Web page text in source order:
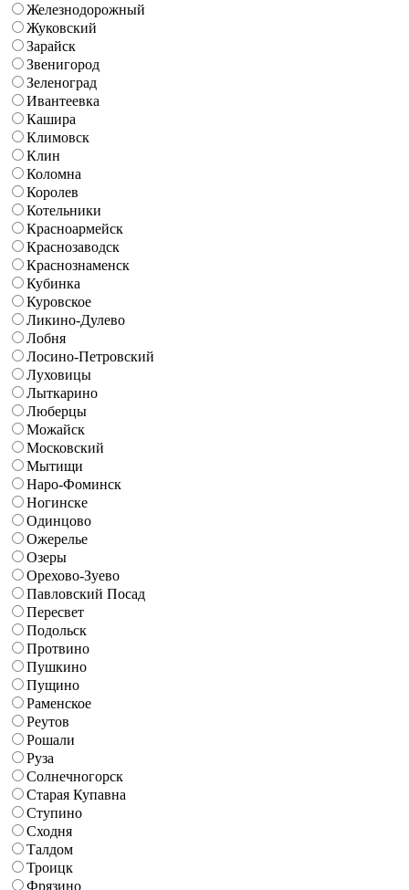
Железнодорожный
Жуковский
Зарайск
Звенигород
Зеленоград
Ивантеевка
Кашира
Климовск
Клин
Коломна
Королев
Котельники
Красноармейск
Краснозаводск
Краснознаменск
Кубинка
Куровское
Ликино-Дулево
Лобня
Лосино-Петровский
Луховицы
Лыткарино
Люберцы
Можайск
Московский
Мытищи
Наро-Фоминск
Ногинске
Одинцово
Ожерелье
Озеры
Орехово-Зуево
Павловский Посад
Пересвет
Подольск
Протвино
Пушкино
Пущино
Раменское
Реутов
Рошали
Руза
Солнечногорск
Старая Купавна
Ступино
Сходня
Талдом
Троицк
Фрязино